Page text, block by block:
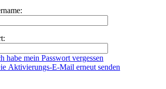
habe mein Passwort vergessen
Aktivierungs-E-Mail erneut senden